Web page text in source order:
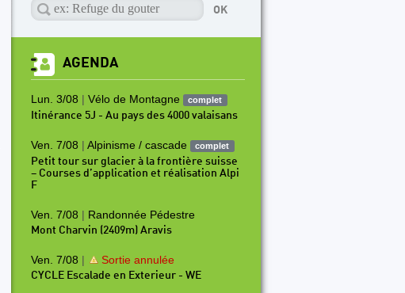
AGENDA
Lun. 3/08 | Vélo de Montagne complet
Itinérance 5J - Au pays des 4000 valaisans
Ven. 7/08 | Alpinisme / cascade complet
Petit tour sur glacier à la frontière suisse
– Courses d’application et réalisation Alpi
F
Ven. 7/08 | Randonnée Pédestre
Mont Charvin (2409m) Aravis
Ven. 7/08 | Sortie annulée
CYCLE Escalade en Exterieur - WE